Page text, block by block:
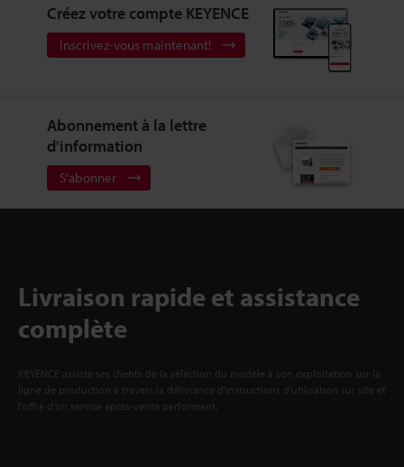
Créez votre compte KEYENCE
Inscrivez-vous maintenant!
Abonnement à la lettre
d'information
S'abonner
Livraison rapide et assistance
complète
KEYENCE assiste ses clients de la sélection du modèle à son exploitation sur la
ligne de production à travers la délivrance d'instructions d'utilisation sur site et
l'offre d'un service après-vente performant.